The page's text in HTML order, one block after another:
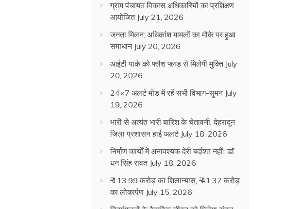
ग्राम पंचायत विकास अधिकारियों का प्रशिक्षण
आयोजित July 21, 2026
जनता मिलन: अधिकांश मामलों का मौके पर हुआ
समाधान July 20, 2026
आईटी पार्क को फ्लैश फ्लड से मिलेगी मुक्ति July
20, 2026
24×7 अलर्ट मोड में रहें सभी विभाग-सुमन July
19, 2026
भारी से अत्यंत भारी बारिश के चेतावनी, देहरादून
जिला प्रशासन हाई अलर्ट July 18, 2026
निर्माण कार्यों में अनावश्यक देरी बर्दाश्त नहींः डाॅ.
धन सिंह रावत July 18, 2026
₹ 113.99 करोड़ का शिलान्यास, ₹ 41.37 करोड़
का लोकार्पण July 15, 2026